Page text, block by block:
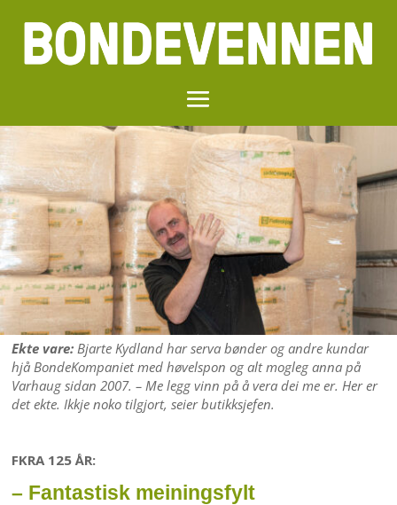
Ekte vare: Bjarte Kydland har serva bønder og andre kundar
hjå BondeKompaniet med høvelspon og alt mogleg anna på
Varhaug sidan 2007. – Me legg vinn på å vera dei me er. Her er
det ekte. Ikkje noko tilgjort, seier butikksjefen.
FKRA 125 ÅR:
– Fantastisk meiningsfylt